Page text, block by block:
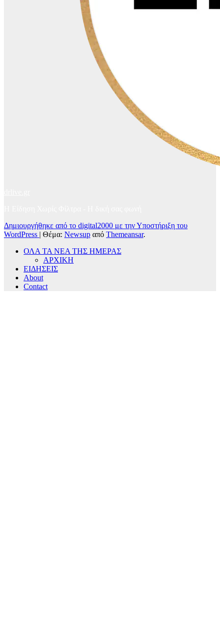
Δημιουργήθηκε από το digital2000 με την Υποστήριξη του
WordPress | Θέμα: Newsup από Themeansar.
ΟΛΑ ΤΑ ΝΕΑ ΤΗΣ ΗΜΕΡΑΣ
ΑΡΧΙΚΗ
ΕΙΔΗΣΕΙΣ
About
Contact